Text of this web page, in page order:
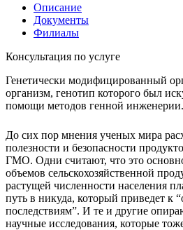
Описание
Документы
Филиалы
Консультация по услуге
Генетически модифицированный
организм, генотип которого был
помощи методов генной инженерии.
До сих пор мнения ученых мира
полезности и безопасности
ГМО. Одни считают, что это
объемов сельскохозяйственной
растущей численности населения
путь в никуда, который приведет к
последствиям”. И те и другие
научные исследования, которые